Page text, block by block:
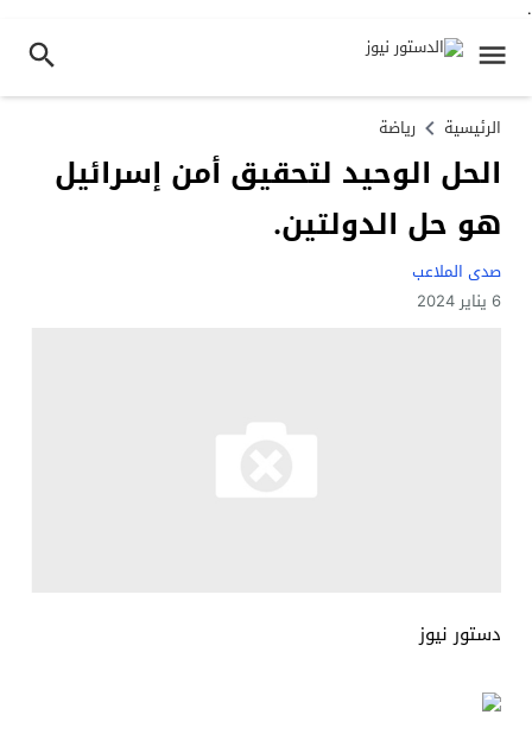
.
الرئيسية رياضة
الحل الوحيد لتحقيق أمن إسرائيل
هو حل الدولتين.
صدى الملاعب
6 يناير 2024
دستور نيوز